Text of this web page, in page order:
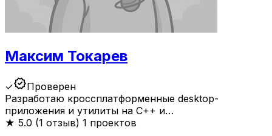
Максим Токарев
✓verifiedПроверен
Разработаю кроссплатформенные desktop-
приложения и утилиты на C++ и…
★ 5.0 (1 отзыв) 1 проектов